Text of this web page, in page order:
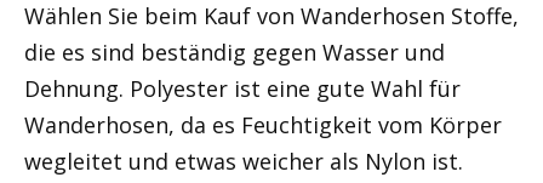
Wählen Sie beim Kauf von Wanderhosen Stoffe,
die es sind beständig gegen Wasser und
Dehnung. Polyester ist eine gute Wahl für
Wanderhosen, da es Feuchtigkeit vom Körper
wegleitet und etwas weicher als Nylon ist.